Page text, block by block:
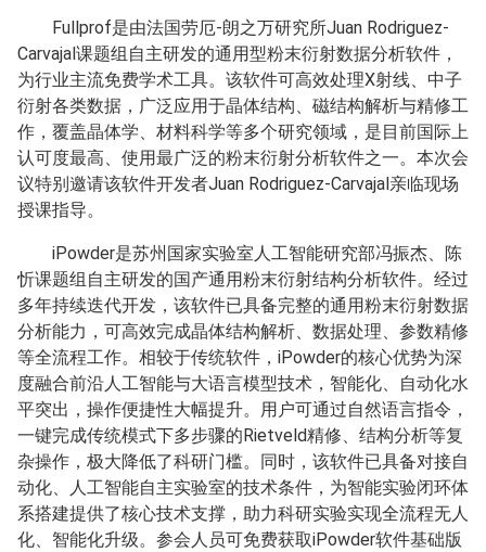
Fullprof是由法国劳厄-朗之万研究所Juan Rodriguez-
Carvajal课题组自主研发的通用型粉末衍射数据分析软件，
为行业主流免费学术工具。该软件可高效处理X射线、中子
衍射各类数据，广泛应用于晶体结构、磁结构解析与精修工
作，覆盖晶体学、材料科学等多个研究领域，是目前国际上
认可度最高、使用最广泛的粉末衍射分析软件之一。本次会
议特别邀请该软件开发者Juan Rodriguez-Carvajal亲临现场
授课指导。
iPowder是苏州国家实验室人工智能研究部冯振杰、陈
忻课题组自主研发的国产通用粉末衍射结构分析软件。经过
多年持续迭代开发，该软件已具备完整的通用粉末衍射数据
分析能力，可高效完成晶体结构解析、数据处理、参数精修
等全流程工作。相较于传统软件，iPowder的核心优势为深
度融合前沿人工智能与大语言模型技术，智能化、自动化水
平突出，操作便捷性大幅提升。用户可通过自然语言指令，
一键完成传统模式下多步骤的Rietveld精修、结构分析等复
杂操作，极大降低了科研门槛。同时，该软件已具备对接自
动化、人工智能自主实验室的技术条件，为智能实验闭环体
系搭建提供了核心技术支撑，助力科研实验实现全流程无人
化、智能化升级。参会人员可免费获取iPowder软件基础版